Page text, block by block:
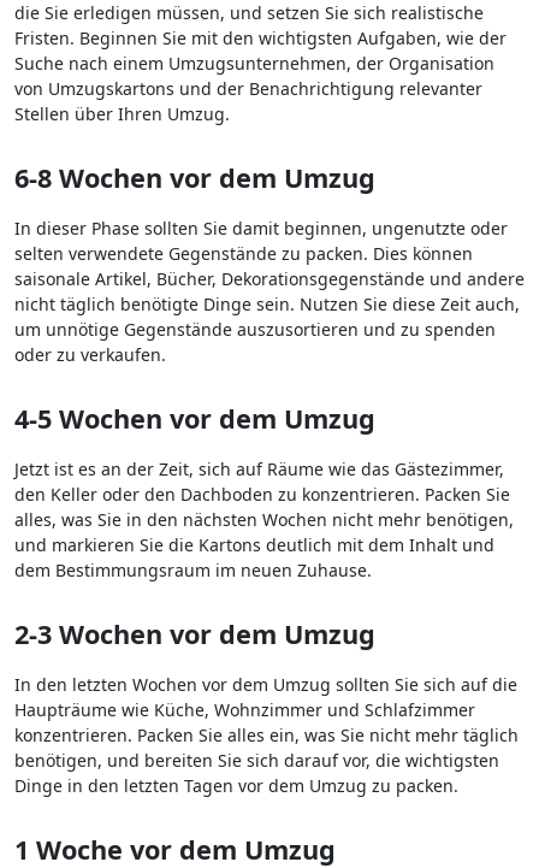
die Sie erledigen müssen, und setzen Sie sich realistische
Fristen. Beginnen Sie mit den wichtigsten Aufgaben, wie der
Suche nach einem Umzugsunternehmen, der Organisation
von Umzugskartons und der Benachrichtigung relevanter
Stellen über Ihren Umzug.
6-8 Wochen vor dem Umzug
In dieser Phase sollten Sie damit beginnen, ungenutzte oder
selten verwendete Gegenstände zu packen. Dies können
saisonale Artikel, Bücher, Dekorationsgegenstände und andere
nicht täglich benötigte Dinge sein. Nutzen Sie diese Zeit auch,
um unnötige Gegenstände auszusortieren und zu spenden
oder zu verkaufen.
4-5 Wochen vor dem Umzug
Jetzt ist es an der Zeit, sich auf Räume wie das Gästezimmer,
den Keller oder den Dachboden zu konzentrieren. Packen Sie
alles, was Sie in den nächsten Wochen nicht mehr benötigen,
und markieren Sie die Kartons deutlich mit dem Inhalt und
dem Bestimmungsraum im neuen Zuhause.
2-3 Wochen vor dem Umzug
In den letzten Wochen vor dem Umzug sollten Sie sich auf die
Haupträume wie Küche, Wohnzimmer und Schlafzimmer
konzentrieren. Packen Sie alles ein, was Sie nicht mehr täglich
benötigen, und bereiten Sie sich darauf vor, die wichtigsten
Dinge in den letzten Tagen vor dem Umzug zu packen.
1 Woche vor dem Umzug